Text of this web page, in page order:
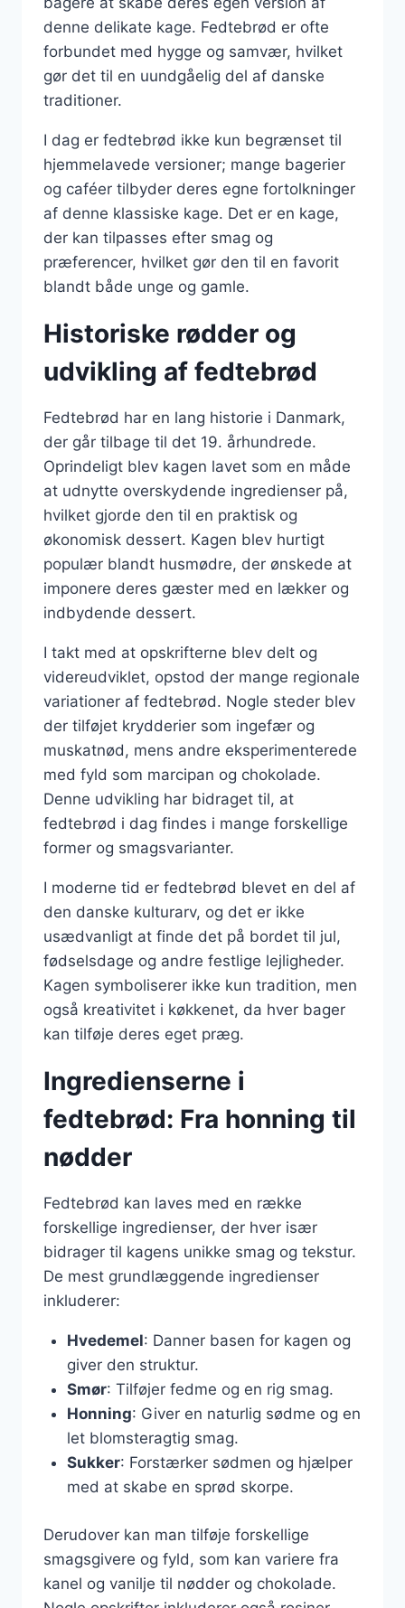
denne delikate kage. Fedtebrød er ofte
forbundet med hygge og samvær, hvilket
gør det til en uundgåelig del af danske
traditioner.
I dag er fedtebrød ikke kun begrænset til
hjemmelavede versioner; mange bagerier
og caféer tilbyder deres egne fortolkninger
af denne klassiske kage. Det er en kage,
der kan tilpasses efter smag og
præferencer, hvilket gør den til en favorit
blandt både unge og gamle.
Historiske rødder og
udvikling af fedtebrød
Fedtebrød har en lang historie i Danmark,
der går tilbage til det 19. århundrede.
Oprindeligt blev kagen lavet som en måde
at udnytte overskydende ingredienser på,
hvilket gjorde den til en praktisk og
økonomisk dessert. Kagen blev hurtigt
populær blandt husmødre, der ønskede at
imponere deres gæster med en lækker og
indbydende dessert.
I takt med at opskrifterne blev delt og
videreudviklet, opstod der mange regionale
variationer af fedtebrød. Nogle steder blev
der tilføjet krydderier som ingefær og
muskatnød, mens andre eksperimenterede
med fyld som marcipan og chokolade.
Denne udvikling har bidraget til, at
fedtebrød i dag findes i mange forskellige
former og smagsvarianter.
I moderne tid er fedtebrød blevet en del af
den danske kulturarv, og det er ikke
usædvanligt at finde det på bordet til jul,
fødselsdage og andre festlige lejligheder.
Kagen symboliserer ikke kun tradition, men
også kreativitet i køkkenet, da hver bager
kan tilføje deres eget præg.
Ingredienserne i
fedtebrød: Fra honning til
nødder
Fedtebrød kan laves med en række
forskellige ingredienser, der hver især
bidrager til kagens unikke smag og tekstur.
De mest grundlæggende ingredienser
inkluderer:
Hvedemel: Danner basen for kagen og
giver den struktur.
Smør: Tilføjer fedme og en rig smag.
Honning: Giver en naturlig sødme og en
let blomsteragtig smag.
Sukker: Forstærker sødmen og hjælper
med at skabe en sprød skorpe.
Derudover kan man tilføje forskellige
smagsgivere og fyld, som kan variere fra
kanel og vanilje til nødder og chokolade.